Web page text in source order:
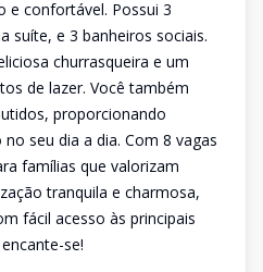
e confortável. Possui 3
suíte, e 3 banheiros sociais.
churrasqueira e um
de lazer. Você também
proporcionando
seu dia a dia. Com 8 vagas
famílias que valorizam
tranquila e charmosa,
fácil acesso às principais
se!